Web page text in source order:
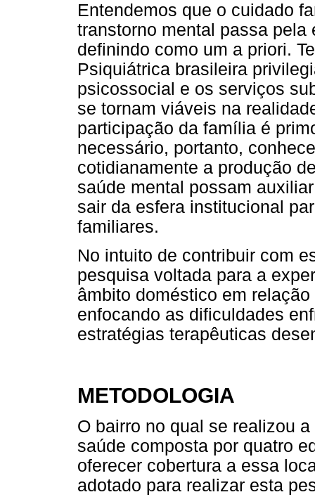
Entendemos que o cuidado
transtorno mental passa
definindo como um a priori.
Psiquiátrica brasileira
psicossocial e os serviços
se tornam viáveis na
participação da família é
necessário, portanto,
cotidianamente a produção
saúde mental possam
sair da esfera institucional
familiares.
No intuito de contribuir com
pesquisa voltada para a
âmbito doméstico em
enfocando as dificuldades
estratégias terapêuticas
METODOLOGIA
O bairro no qual se realizou
saúde composta por quatro
oferecer cobertura a essa
adotado para realizar esta